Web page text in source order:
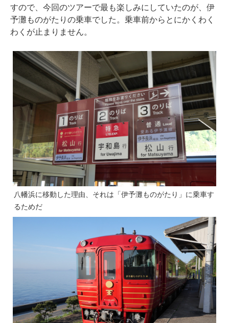
すので、今回のツアーで最も楽しみにしていたのが、伊
予灘ものがたりの乗車でした。乗車前からとにかくわく
わくが止まりません。
八幡浜に移動した理由、それは「伊予灘ものがたり」に乗車す
るためだ